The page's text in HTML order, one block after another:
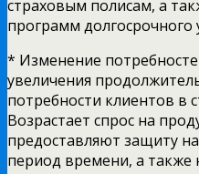
страховым полисам, а
программ долгосрочного
* Изменение
увеличения
потребности клиентов в
Возрастает спрос на
предоставляют защиту
период времени, а также